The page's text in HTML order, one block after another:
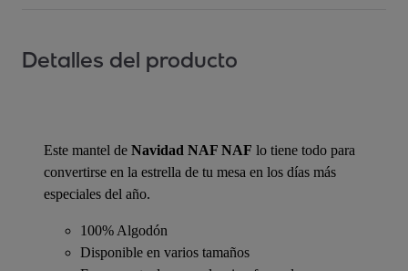
Detalles del producto
Este mantel de Navidad NAF NAF lo tiene todo para
convertirse en la estrella de tu mesa en los días más
especiales del año.
100% Algodón
Disponible en varios tamaños